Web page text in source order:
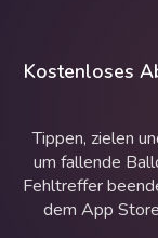
Kostenloses
Tippen, zielen
um fallende
Fehltreffer
dem App